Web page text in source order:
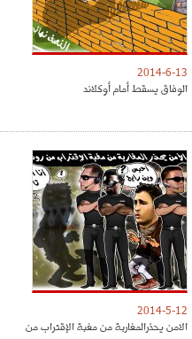
2014-6-13
الوفاق يسقط أمام أوكلاند
2014-5-12
الامن يحذرالمغاربة من مغبة الإقتراب من